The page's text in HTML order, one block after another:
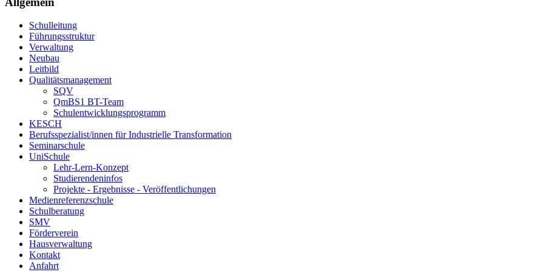
Schulleitung
Führungsstruktur
Verwaltung
Neubau
Leitbild
Qualitätsmanagement
SQV
QmBS1 BT-Team
Schulentwicklungsprogramm
KESCH
Berufsspezialist/innen für Industrielle Transformation
Seminarschule
UniSchule
Lehr-Lern-Konzept
Studierendeninfos
Projekte - Ergebnisse - Veröffentlichungen
Medienreferenzschule
Schulberatung
SMV
Förderverein
Hausverwaltung
Kontakt
Anfahrt